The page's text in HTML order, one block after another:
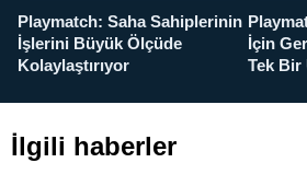
Playmatch: Saha Sahiplerinin
İşlerini Büyük Ölçüde
Kolaylaştırıyor
İçin
Tek Bir
İlgili haberler